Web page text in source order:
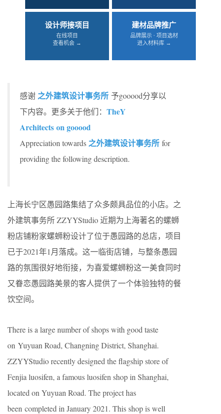
设计师接项目
在线项目
查看机会 →
建材品牌推广
品牌展示 · 项目选材
进入材料库 →
感谢 之外建筑设计事务所 予gooood分享以
下内容。更多关于他们： TheY
Architects on gooood
Appreciation towards 之外建筑设计事务所 for
providing the following description.
上海长宁区愚园路集结了众多颇具品位的小店。之
外建筑事务所 ZZYYStudio 近期为上海著名的螺蛳
粉店铺粉家螺蛳粉设计了位于愚园路的总店，项目
已于2021年1月落成。这一临街店铺，与整条愚园
路的氛围很好地衔接，为喜爱螺蛳粉这一美食同时
又眷恋愚园路美景的客人提供了一个体验独特的餐
饮空间。
There is a large number of shops with good taste
on Yuyuan Road, Changning District, Shanghai.
ZZYYStudio recently designed the flagship store of
Fenjia luosifen, a famous luosifen shop in Shanghai,
located on Yuyuan Road. The project has
been completed in January 2021. This shop is well